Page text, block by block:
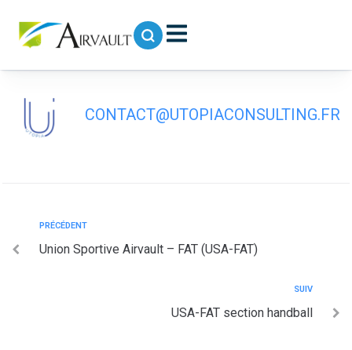
USA-FAT section basketball
CONTACT@UTOPIACONSULTING.FR
PRÉCÉDENT
Union Sportive Airvault – FAT (USA-FAT)
SUIV
USA-FAT section handball